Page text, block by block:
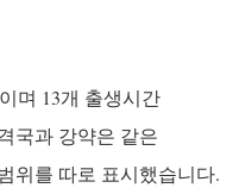
며 13개 출생시간
국과 강약은 같은
위를 따로 표시했습니다.